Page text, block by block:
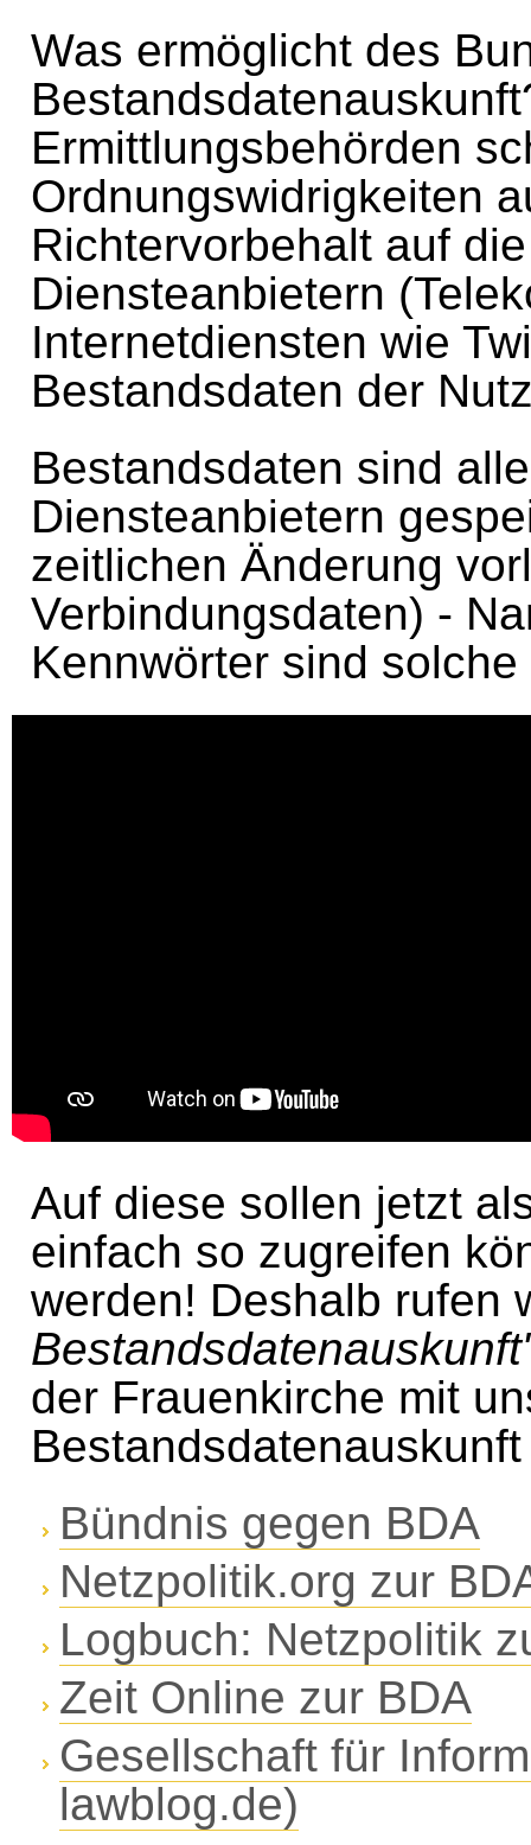
Was ermöglicht des
Ermittlungsbehörden
Ordnungswidrigkeiten
Richtervorbehalt auf
Diensteanbietern
Internetdiensten wie
Bestandsdaten der
Bestandsdaten sind
Diensteanbietern
zeitlichen Änderung
Verbindungsdaten) -
Kennwörter sind
Auf diese sollen jetzt
einfach so zugreifen
werden! Deshalb rufen
der Frauenkirche mit
Bündnis gegen BDA
Netzpolitik.org zur
Logbuch: Netzpolitik
Zeit Online zur BDA
Gesellschaft für
lawblog.de)